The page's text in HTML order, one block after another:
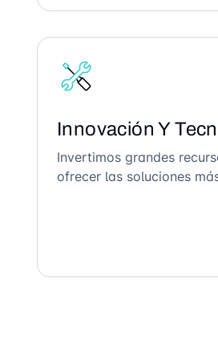
Innovación Y
Invertimos grandes
ofrecer las soluciones